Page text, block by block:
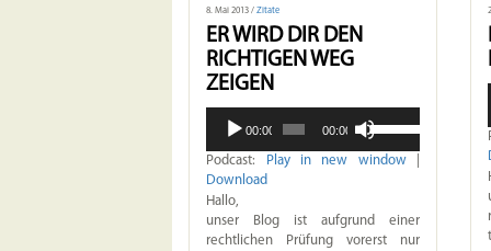
8. Mai 2013 / Zitate
ER WIRD DIR DEN
RICHTIGEN WEG
ZEIGEN
Player 00:00 00:00
Hoch/Runter
benutzen,
Lautstärke
zu
Podcast: Play in new window
Download
Hallo,
unser Blog ist aufgrund einer
rechtlichen Prüfung vorerst nur